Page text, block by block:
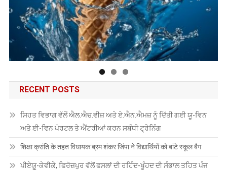
RECENT POSTS
ਸਿਹਤ ਵਿਭਾਗ ਵੱਲੋਂ ਐਲ.ਐਚ.ਵੀਜ਼ ਅਤੇ ਏ.ਐਨ.ਐਮਜ਼ ਨੂੰ ਦਿੱਤੀ ਗਈ ਯੂ-ਵਿਨ
ਅਤੇ ਈ-ਵਿਨ ਪੋਰਟਲ ਤੇ ਐਂਟਰੀਆਂ ਕਰਨ ਸਬੰਧੀ ਟ੍ਰੇਨਿੰਗ
शिक्षा क्रांति के तहत विधायक ब्रम शंकर जिंपा ने विद्यार्थियों को बांटे स्कूल बैग
ਪੀਏਯੂੑ-ਕੇਵੀਕੇ, ਫਿਰੋਜ਼ਪੁਰ ਵੱਲੋਂ ਫਸਲਾਂ ਦੀ ਰਹਿੰਦ-ਖੂੰਹਦ ਦੀ ਸੰਭਾਲ ਤਹਿਤ ਪੰਜ